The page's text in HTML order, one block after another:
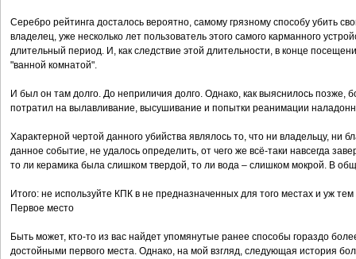
Серебро рейтинга досталось вероятно, самому грязному способу убить
владелец, уже несколько лет пользователь этого самого карманного
длительный период. И, как следствие этой длительности, в конце
"ванной комнатой".
И был он там долго. До неприличия долго. Однако, как выяснилось позже,
потратил на вылавливание, высушивание и попытки реанимации
Характерной чертой данного убийства являлось то, что ни владельцу,
данное событие, не удалось определить, от чего же всё-таки навсегда
то ли керамика была слишком твердой, то ли вода – слишком мокрой. В
Итого: не используйте КПК в не предназначенных для того местах и уж
Первое место
Быть может, кто-то из вас найдет упомянутые ранее способы гораздо
достойными первого места. Однако, на мой взгляд, следующая история